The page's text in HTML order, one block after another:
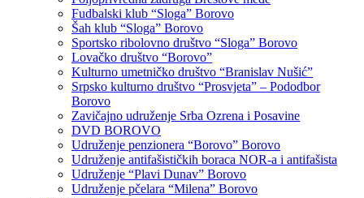
Fudbalski klub “Sloga” Borovo
Šah klub “Sloga” Borovo
Sportsko ribolovno društvo “Sloga” Borovo
Lovačko društvo “Borovo”
Kulturno umetničko društvo “Branislav Nušić”
Srpsko kulturno društvo “Prosvjeta” – Pododbor
Borovo
Zavičajno udruženje Srba Ozrena i Posavine
DVD BOROVO
Udruženje penzionera “Borovo” Borovo
Udruženje antifašističkih boraca NOR-a i antifašista
Udruženje “Plavi Dunav” Borovo
Udruženje pčelara “Milena” Borovo